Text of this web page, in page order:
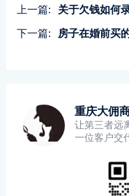
上一篇:
关于欠钱如何
下一篇:
房子在婚前买
重庆大佣
让第三者远
一位客户交